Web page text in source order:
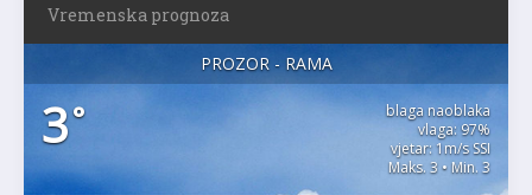
Vremenska prognoza
PROZOR - RAMA
3°
blaga naoblaka
vlaga: 97%
vjetar: 1m/s SSI
Maks. 3 • Min. 3